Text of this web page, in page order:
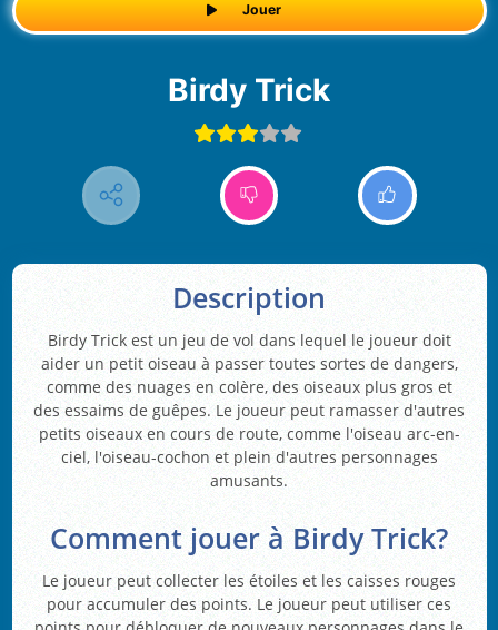
Jouer
Birdy Trick
Description
Birdy Trick est un jeu de vol dans lequel le joueur doit
aider un petit oiseau à passer toutes sortes de dangers,
comme des nuages en colère, des oiseaux plus gros et
des essaims de guêpes. Le joueur peut ramasser d'autres
petits oiseaux en cours de route, comme l'oiseau arc-en-
ciel, l'oiseau-cochon et plein d'autres personnages
amusants.
Comment jouer à Birdy Trick?
Le joueur peut collecter les étoiles et les caisses rouges
pour accumuler des points. Le joueur peut utiliser ces